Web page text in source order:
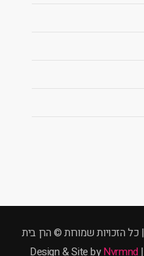
| כל הזכויות שמורות © הרן בית
| Design & Site by
Nvrmnd